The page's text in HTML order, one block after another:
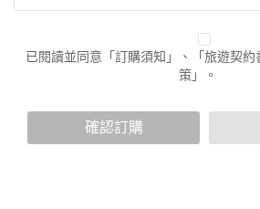
外的相關連結網站，也不適用於非本網
二、個人資料的蒐集、處理及利用方式
當您造訪本網站或使用本網站所提供之
範圍內處理及利用您的個人資料；非經
會將個人資料用於其他用途。
已閱讀並同意「訂購須知」、「旅遊契
策」。
確認訂購